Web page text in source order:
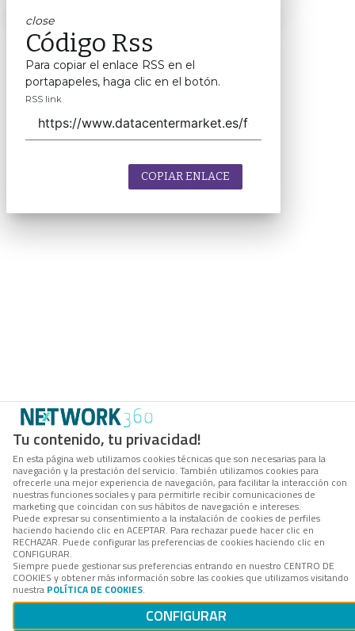
Tu contenido, tu privacidad!
En esta página web utilizamos cookies técnicas que son necesarias para la
navegación y la prestación del servicio. También utilizamos cookies para
ofrecerle una mejor experiencia de navegación, para facilitar la interacción con
nuestras funciones sociales y para permitirle recibir comunicaciones de
marketing que coincidan con sus hábitos de navegación e intereses.
Puede expresar su consentimiento a la instalación de cookies de perfiles
haciendo haciendo clic en ACEPTAR. Para rechazar puede hacer clic en
RECHAZAR. Puede configurar las preferencias de cookies haciendo clic en
CONFIGURAR.
Siempre puede gestionar sus preferencias entrando en nuestro CENTRO DE
COOKIES y obtener más información sobre las cookies que utilizamos visitando
nuestra POLÍTICA DE COOKIES.
CONFIGURAR
close
Código Rss
Para copiar el enlace RSS en el
portapapeles, haga clic en el botón.
RSS link
COPIAR ENLACE